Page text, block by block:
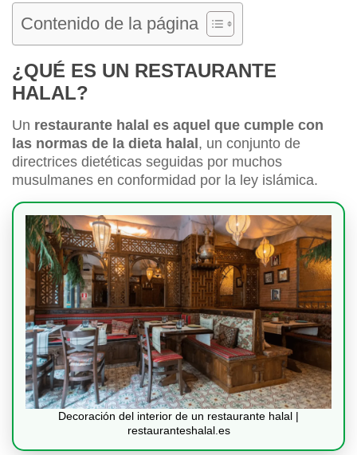
Contenido de la página
¿QUÉ ES UN RESTAURANTE
HALAL?
Un restaurante halal es aquel que cumple con
las normas de la dieta halal , un conjunto de
directrices dietéticas seguidas por muchos
musulmanes en conformidad por la ley islámica.
Decoración del interior de un restaurante halal |
restauranteshalal.es